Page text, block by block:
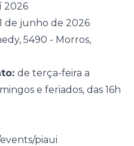
2026
de junho de 2026
5490 - Morros,
de terça-feira a
e feriados, das 16h
piaui